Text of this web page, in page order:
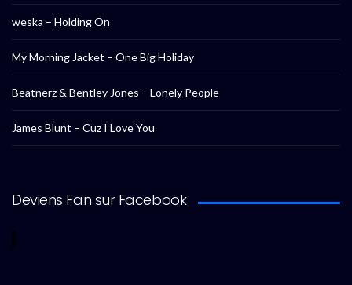
weska – Holding On
My Morning Jacket – One Big Holiday
Beatnerz & Bentley Jones – Lonely People
James Blunt – Cuz I Love You
Deviens Fan sur Facebook